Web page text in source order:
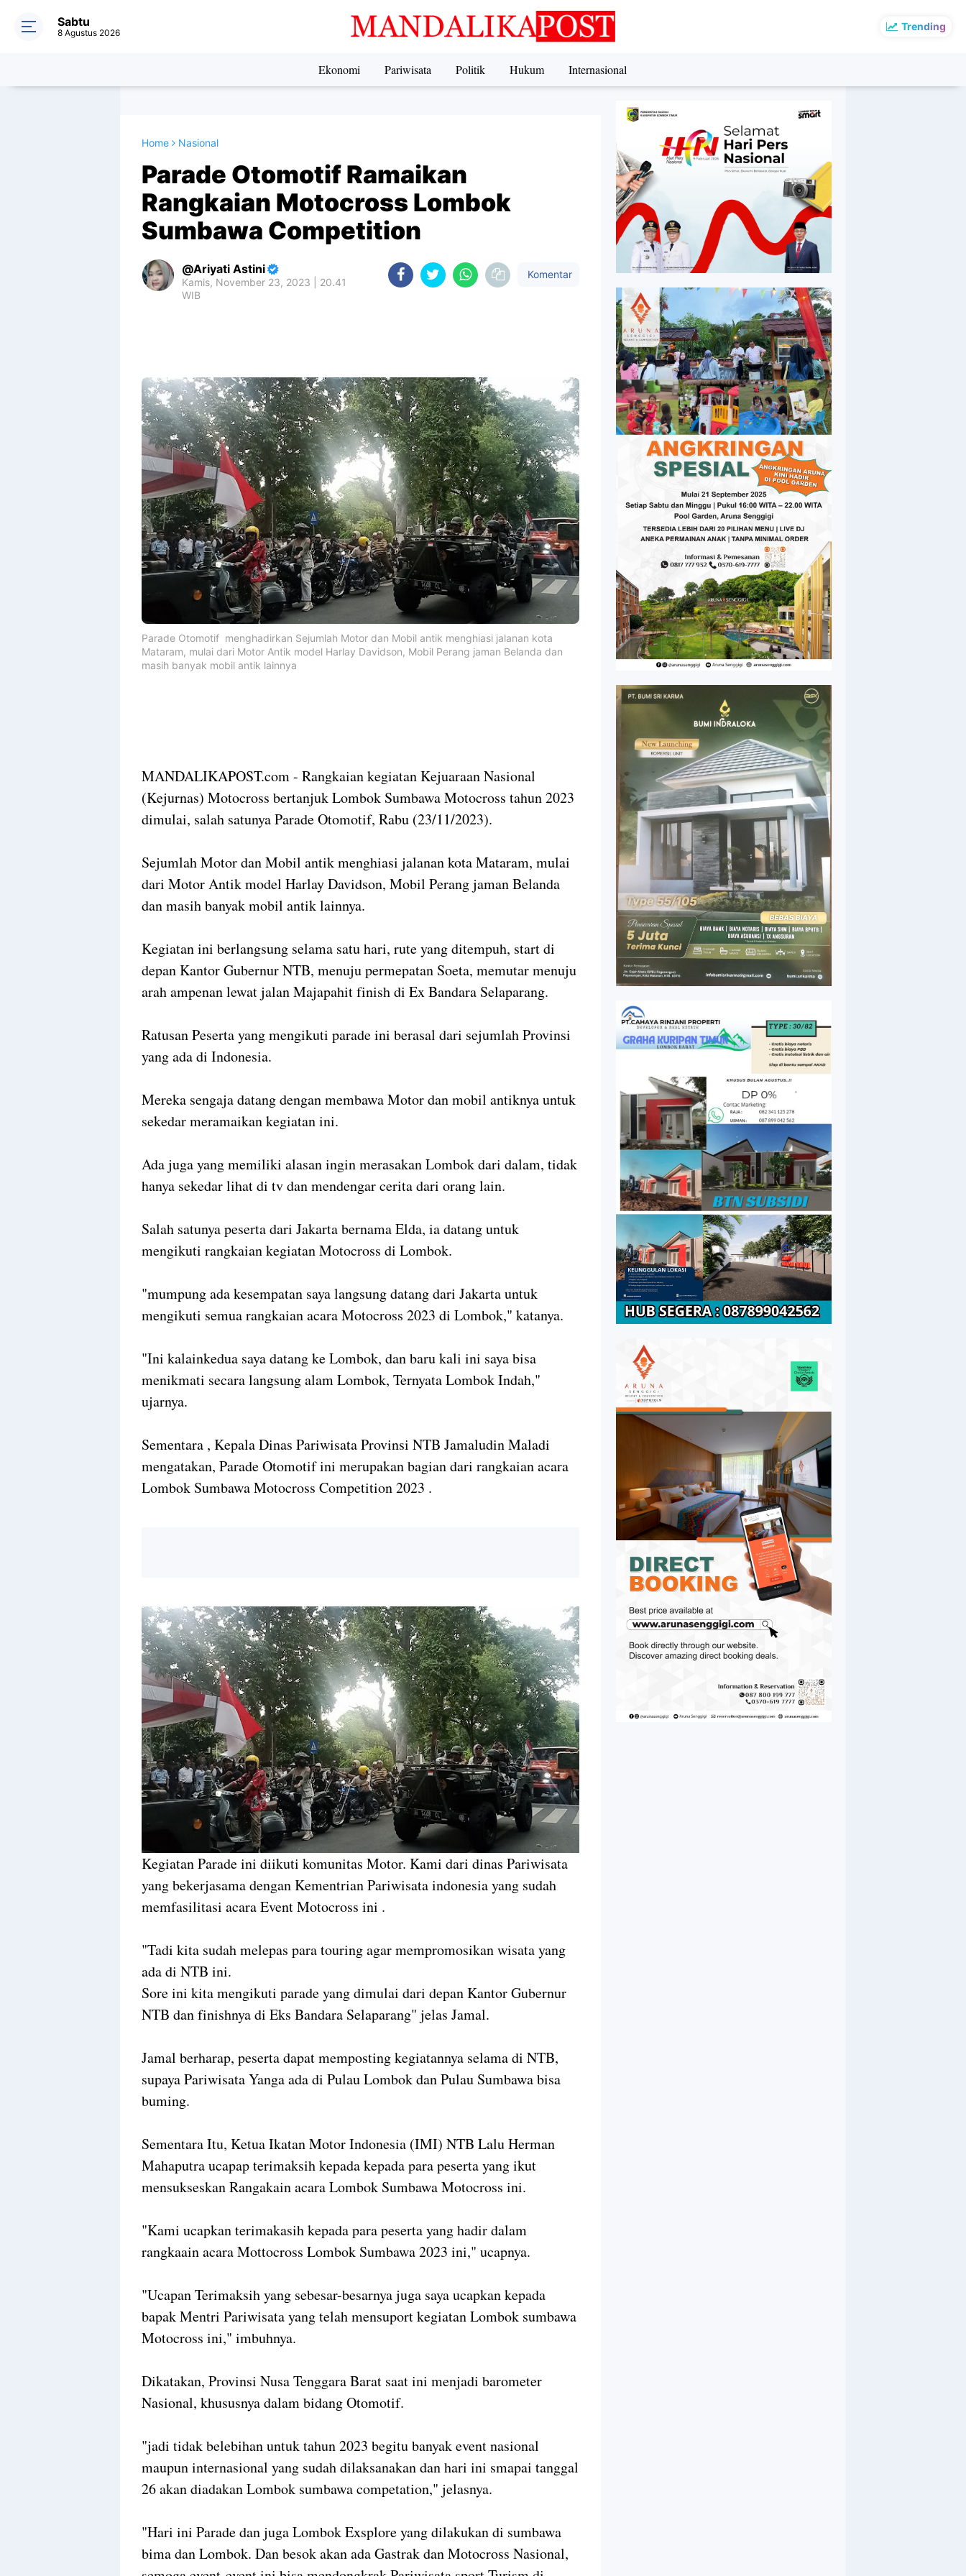
Trending
Sabtu
8 Agustus 2026
Ekonomi Pariwisata Politik Hukum Internasional
Home Nasional
Parade Otomotif Ramaikan
Rangkaian Motocross Lombok
Sumbawa Competition
Ariyati Astini
Kamis, November 23, 2023 | 20.41
WIB
Komentar
Parade Otomotif menghadirkan Sejumlah Motor dan Mobil antik menghiasi jalanan kota
Mataram, mulai dari Motor Antik model Harlay Davidson, Mobil Perang jaman Belanda dan
masih banyak mobil antik lainnya
MANDALIKAPOST.com - Rangkaian kegiatan Kejuaraan Nasional
(Kejurnas) Motocross bertanjuk Lombok Sumbawa Motocross tahun 2023
dimulai, salah satunya Parade Otomotif, Rabu (23/11/2023).
Sejumlah Motor dan Mobil antik menghiasi jalanan kota Mataram, mulai
dari Motor Antik model Harlay Davidson, Mobil Perang jaman Belanda
dan masih banyak mobil antik lainnya.
Kegiatan ini berlangsung selama satu hari, rute yang ditempuh, start di
depan Kantor Gubernur NTB, menuju permepatan Soeta, memutar menuju
arah ampenan lewat jalan Majapahit finish di Ex Bandara Selaparang.
Ratusan Peserta yang mengikuti parade ini berasal dari sejumlah Provinsi
yang ada di Indonesia.
Mereka sengaja datang dengan membawa Motor dan mobil antiknya untuk
sekedar meramaikan kegiatan ini.
Ada juga yang memiliki alasan ingin merasakan Lombok dari dalam, tidak
hanya sekedar lihat di tv dan mendengar cerita dari orang lain.
Salah satunya peserta dari Jakarta bernama Elda, ia datang untuk
mengikuti rangkaian kegiatan Motocross di Lombok.
"mumpung ada kesempatan saya langsung datang dari Jakarta untuk
mengikuti semua rangkaian acara Motocross 2023 di Lombok," katanya.
"Ini kalainkedua saya datang ke Lombok, dan baru kali ini saya bisa
menikmati secara langsung alam Lombok, Ternyata Lombok Indah,"
ujarnya.
Sementara , Kepala Dinas Pariwisata Provinsi NTB Jamaludin Maladi
mengatakan, Parade Otomotif ini merupakan bagian dari rangkaian acara
Lombok Sumbawa Motocross Competition 2023 .
Kegiatan Parade ini diikuti komunitas Motor. Kami dari dinas Pariwisata
yang bekerjasama dengan Kementrian Pariwisata indonesia yang sudah
memfasilitasi acara Event Motocross ini .
"Tadi kita sudah melepas para touring agar mempromosikan wisata yang
ada di NTB ini.
Sore ini kita mengikuti parade yang dimulai dari depan Kantor Gubernur
NTB dan finishnya di Eks Bandara Selaparang" jelas Jamal.
Jamal berharap, peserta dapat memposting kegiatannya selama di NTB,
supaya Pariwisata Yanga ada di Pulau Lombok dan Pulau Sumbawa bisa
buming.
Sementara Itu, Ketua Ikatan Motor Indonesia (IMI) NTB Lalu Herman
Mahaputra ucapap terimaksih kepada kepada para peserta yang ikut
mensukseskan Rangakain acara Lombok Sumbawa Motocross ini.
"Kami ucapkan terimakasih kepada para peserta yang hadir dalam
rangkaain acara Mottocross Lombok Sumbawa 2023 ini," ucapnya.
"Ucapan Terimaksih yang sebesar-besarnya juga saya ucapkan kepada
bapak Mentri Pariwisata yang telah mensuport kegiatan Lombok sumbawa
Motocross ini," imbuhnya.
Dikatakan, Provinsi Nusa Tenggara Barat saat ini menjadi barometer
Nasional, khususnya dalam bidang Otomotif.
"jadi tidak belebihan untuk tahun 2023 begitu banyak event nasional
maupun internasional yang sudah dilaksanakan dan hari ini smapai tanggal
26 akan diadakan Lombok sumbawa competation," jelasnya.
"Hari ini Parade dan juga Lombok Exsplore yang dilakukan di sumbawa
bima dan Lombok. Dan besok akan ada Gastrak dan Motocross Nasional,